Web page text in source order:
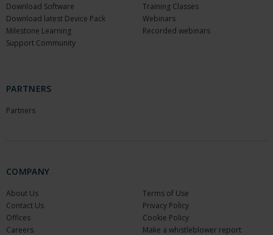
Download Software
Download latest Device Pack
Milestone Learning
Support Community
Training Classes
Webinars
Recorded webinars
PARTNERS
Partners
COMPANY
About Us
Contact Us
Offices
Careers
Terms of Use
Privacy Policy
Cookie Policy
Make a whistleblower report